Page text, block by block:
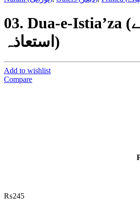
03. Dua-e-Istia’za (دُعائے
استعاذہ)
Add to wishlist
Compare
₨245